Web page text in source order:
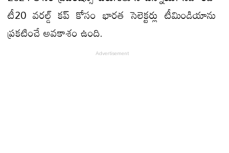
టీ20 వరల్డ్‌ కప్‌ కోసం భారత సెలెక్టర్లు టీమిండియాను
ప్రకటించే అవకాశం ఉంది.